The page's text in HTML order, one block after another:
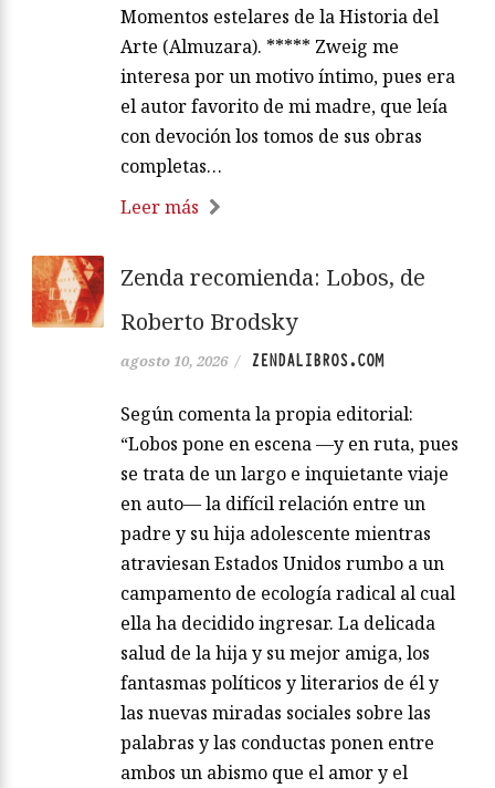
Momentos estelares de la Historia del
Arte (Almuzara). ***** Zweig me
interesa por un motivo íntimo, pues era
el autor favorito de mi madre, que leía
con devoción los tomos de sus obras
completas…
Leer más
Zenda recomienda: Lobos, de
Roberto Brodsky
agosto 10, 2026 / ZENDALIBROS.COM
Según comenta la propia editorial:
“Lobos pone en escena —y en ruta, pues
se trata de un largo e inquietante viaje
en auto— la difícil relación entre un
padre y su hija adolescente mientras
atraviesan Estados Unidos rumbo a un
campamento de ecología radical al cual
ella ha decidido ingresar. La delicada
salud de la hija y su mejor amiga, los
fantasmas políticos y literarios de él y
las nuevas miradas sociales sobre las
palabras y las conductas ponen entre
ambos un abismo que el amor y el